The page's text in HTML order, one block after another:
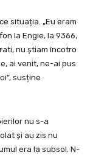
situația. „Eu eram
la Engie, la 9366,
nu știam încotro
ai venit, ne-ai pus
susține
nu s-a
și au zis nu
era la subsol. N-